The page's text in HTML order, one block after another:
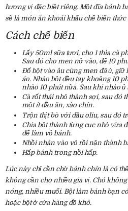
hương vị đặc biệt riêng. Một đĩa bánh
sẽ là món ăn khoái khẩu chế biến
Cách chế biến
Lấy 50ml sữa tươi, cho 1 thìa cà
Sau đó cho men nở vào, để 10
Đổ bột vào âu cùng men đã ủ, giữ
áo. Nhào bột đều tay khoảng 10
nhào 10 phút nữa. Sau khi nhào ủ
Cà rốt thái nhỏ thành sợi, sau đó
một ít dầu ăn, xào chín.
Trộn thịt bò với dầu oliu, sau đó
Chia bột thành từng cục nhỏ vừa
để làm vỏ bánh.
Nhồi nhân vào vỏ rồi nặn thành
Hấp bánh trong nồi hấp.
Lúc này chỉ cần chờ bánh chín là có
không cần cho nhiều gia vị. Chó
nóng, nhiều muối. Bột làm bánh bạn
hoặc bột ở cửa hàng đồ khô.